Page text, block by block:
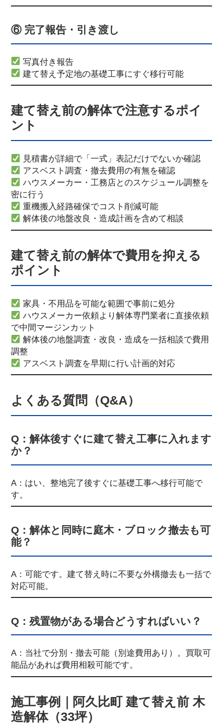
⑥ 完了報告・引き渡し
写真付き報告
建て替え予定地の基礎工事にすぐ移行可能
建て替え前の解体で注意するポイ
ント
見積書が詳細で「一式」表記だけでないか確認
アスベスト調査・撤去費用の有無を確認
ハウスメーカー・工務店とのスケジュール調整を
密に行う
重機搬入経路確保でコスト削減可能
解体後の地盤改良・造成計画を含めて相談
建て替え前の解体で費用を抑える
ポイント
家具・不用品を可能な範囲で事前に処分
ハウスメーカー依頼より解体専門業者に直接依頼
で中間マージンカット
解体後の地盤調査・改良・造成を一括相談で費用
調整
アスベスト調査を早期に行い計画的対応
よくある質問（Q&A）
Q：解体後すぐに建て替え工事に入れます
か？
A：はい、整地完了後すぐに基礎工事へ移行可能で
す。
Q：解体と同時に庭木・ブロック撤去も可
能？
A：可能です。建て替え時に不要な外構撤去も一括で
対応可能。
Q：残置物がある場合どうすればいい？
A：当社で分別・撤去可能（別途費用あり）。買取可
能品があれば費用相殺可能です。
施工事例｜阿久比町 建て替え前 木
造解体（33坪）